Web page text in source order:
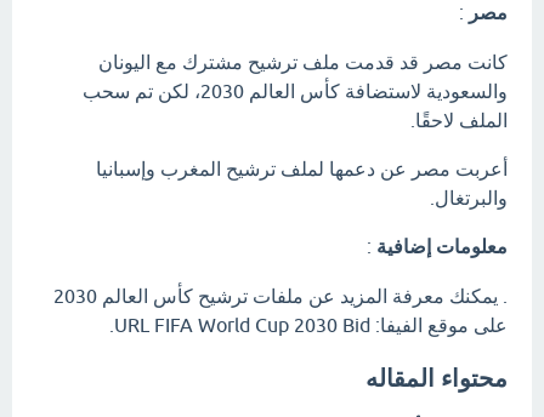
مصر :
كانت مصر قد قدمت ملف ترشيح مشترك مع اليونان
والسعودية لاستضافة كأس العالم 2030، لكن تم سحب
الملف لاحقًا.
أعربت مصر عن دعمها لملف ترشيح المغرب وإسبانيا
والبرتغال.
معلومات إضافية :
. يمكنك معرفة المزيد عن ملفات ترشيح كأس العالم 2030
على موقع الفيفا: URL FIFA World Cup 2030 Bid.
محتواء المقاله